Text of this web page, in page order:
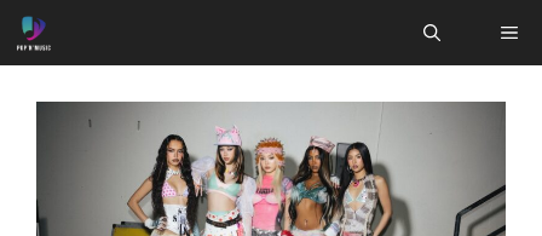
Aller
au